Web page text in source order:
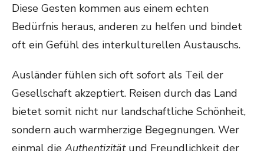
Diese Gesten kommen aus einem echten
Bedürfnis heraus, anderen zu helfen und bindet
oft ein Gefühl des interkulturellen Austauschs.
Ausländer fühlen sich oft sofort als Teil der
Gesellschaft akzeptiert. Reisen durch das Land
bietet somit nicht nur landschaftliche Schönheit,
sondern auch warmherzige Begegnungen. Wer
einmal die Authentizitätund Freundlichkeit der